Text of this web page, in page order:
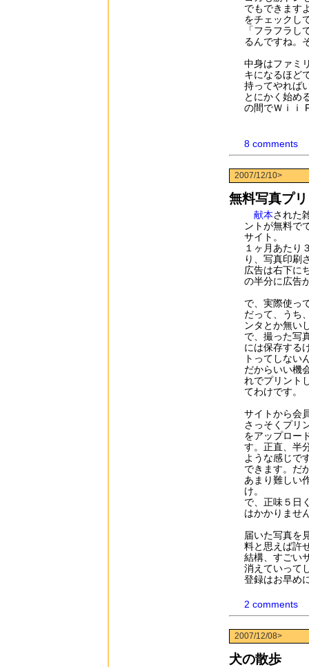
でもできます
をチェックし
「フラフラ
るんですね。
中身はファミ
キになるほど
持ってやれば
とにかく始め
の間でＷｉｉ
8 comments
2007/12/10>
無料写真プ
献本された
ントが無料で
サイト。
１ヶ月あたり
り、写真印刷
広告は右下に
の半分に広告
で、実際使っ
だって、うち
ンタとか無い
で、撮った写
には保存する
トってしない
だからいい機
れでプリント
てわけです。
サイトから会
さっそくプリ
をアップロー
す。正直、半
ような感じで
できます。だ
あまり難しい
け。
で、正味５日
はかかりませ
届いた写真を
料と思えば許
結構、すごい
消えていって
登録はお早め
2 comments
2007/12/08>
犬の散歩